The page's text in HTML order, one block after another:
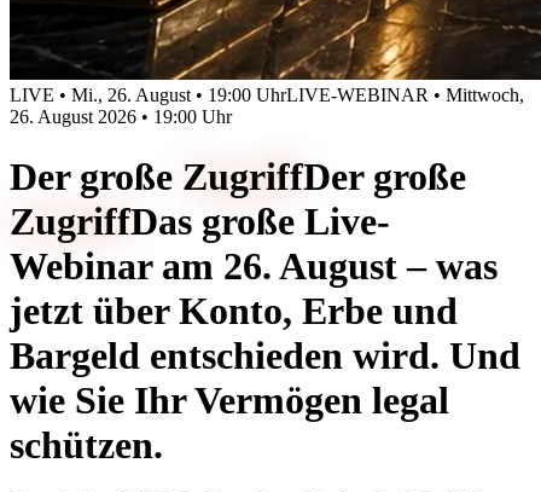
LIVE • Mi., 26. August • 19:00 UhrLIVE-WEBINAR • Mittwoch,
26. August 2026 • 19:00 Uhr
Der große ZugriffDer große
ZugriffDas große Live-
Webinar am 26. August – was
jetzt über Konto, Erbe und
Bargeld entschieden wird. Und
wie Sie Ihr Vermögen legal
schützen.